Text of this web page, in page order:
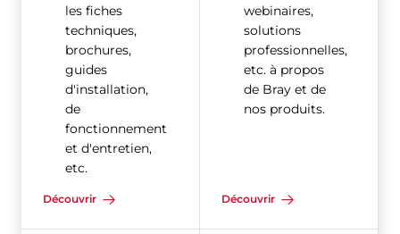
les fiches
techniques,
brochures,
guides
d'installation,
de
fonctionnement
et d'entretien,
etc.
Découvrir
webinaires,
solutions
professionnelles,
etc. à propos
de Bray et de
nos produits.
Découvrir